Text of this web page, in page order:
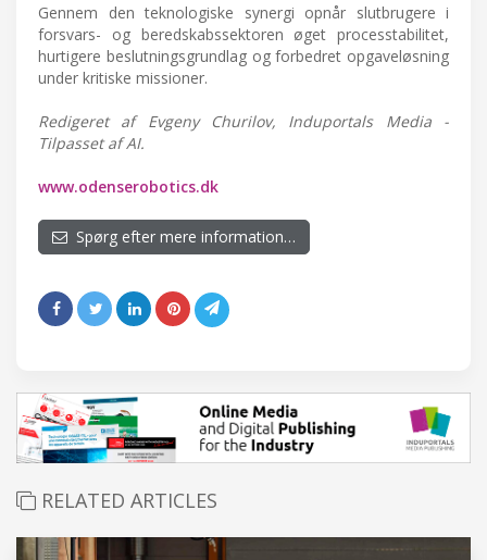
Gennem den teknologiske synergi opnår slutbrugere i
forsvars- og beredskabssektoren øget processtabilitet,
hurtigere beslutningsgrundlag og forbedret opgaveløsning
under kritiske missioner.
Redigeret af Evgeny Churilov, Induportals Media -
Tilpasset af AI.
www.odenserobotics.dk
Spørg efter mere information…
RELATED ARTICLES